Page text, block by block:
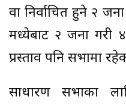
वा निर्वाचित हुने २
मध्येबाट २ जना गरी
प्रस्ताव पनि सभामा
साधारण सभाका